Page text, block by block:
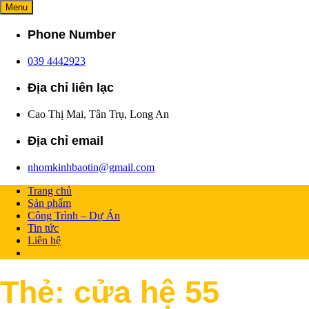
Skip
to
content
Nhôm Kính
Cửa Sang – Nhà Sáng!
Menu
Phone Number
039 4442923
Địa chỉ liên lạc
Cao Thị Mai, Tân Trụ, Long An
Địa chỉ email
nhomkinhbaotin@gmail.com
Trang chủ
Sản phẩm
Công Trình – Dự Án
Tin tức
Liên hệ
Thẻ: cửa hệ 55